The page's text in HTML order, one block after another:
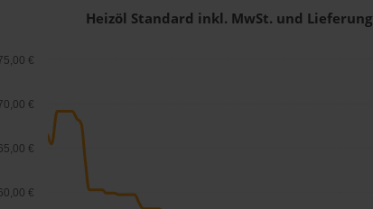
Heizöl Standard inkl. MwSt. und Lieferung
€
€
€
€